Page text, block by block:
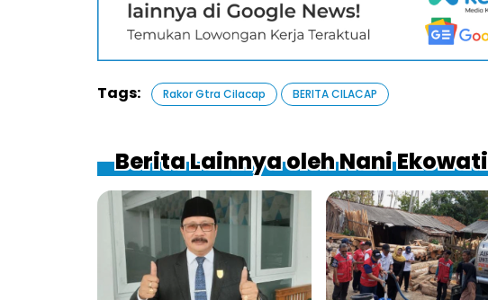
Tags: Rakor Gtra Cilacap BERITA CILACAP
Berita Lainnya oleh Nani Ekowati